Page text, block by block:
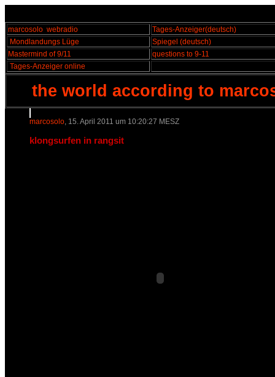
marcosolo webradio Tages-Anzeiger(deutsch)
Mondlandungs Lüge
Spiegel (deutsch)
Mastermind of 9/11
questions to 9-11
Tages-Anzeiger online
the world according to
marcosolo, 15. April 2011 um 10:20:27 MESZ
klongsurfen in rangsit